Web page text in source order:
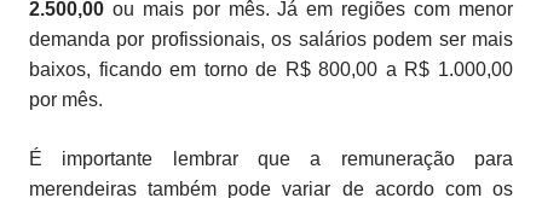
2.500,00 ou mais por mês. Já em regiões com menor
demanda por profissionais, os salários podem ser mais
baixos, ficando em torno de R$ 800,00 a R$ 1.000,00
por mês.
É importante lembrar que a remuneração para
merendeiras também pode variar de acordo com os